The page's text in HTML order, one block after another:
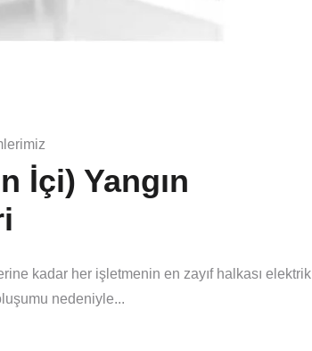
İçi) Yangın
kadar her işletmenin en zayıf halkası elektrik
nedeniyle...